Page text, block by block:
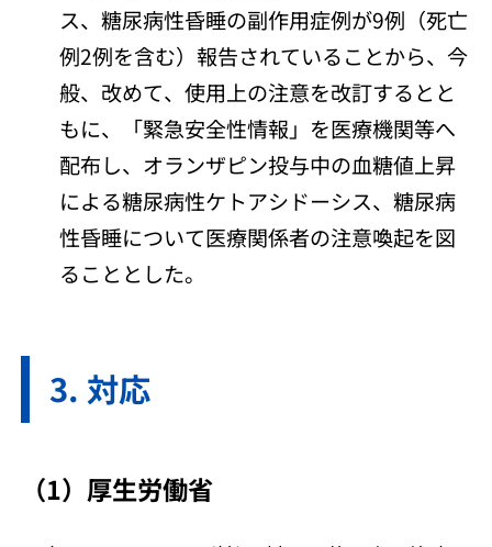
ス、糖尿病性昏睡の副作用症例が9例（死亡
例2例を含む）報告されていることから、今
般、改めて、使用上の注意を改訂するとと
もに、「緊急安全性情報」を医療機関等へ
配布し、オランザピン投与中の血糖値上昇
による糖尿病性ケトアシドーシス、糖尿病
性昏睡について医療関係者の注意喚起を図
ることとした。
対応
（1）厚生労働省